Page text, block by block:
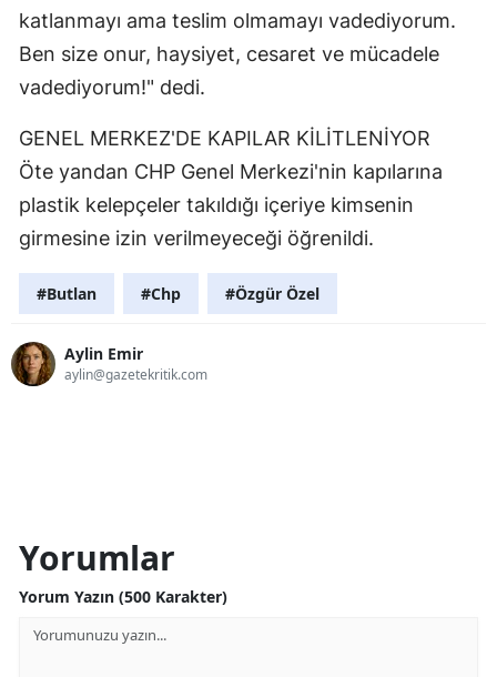
katlanmayı ama teslim olmamayı vadediyorum.
Ben size onur, haysiyet, cesaret ve mücadele
vadediyorum!" dedi.
GENEL MERKEZ'DE KAPILAR KİLİTLENİYOR
Öte yandan CHP Genel Merkezi'nin kapılarına
plastik kelepçeler takıldığı içeriye kimsenin
girmesine izin verilmeyeceği öğrenildi.
#Butlan #Chp #Özgür Özel
Aylin Emir
aylin@gazetekritik.com
Yorumlar
Yorum Yazın (500 Karakter)